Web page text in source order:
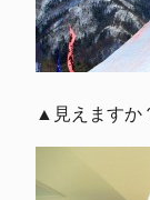
▲見えますか